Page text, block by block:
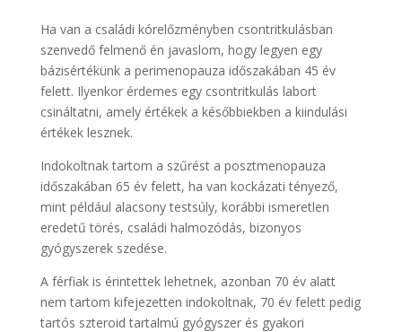
Ha van a családi kórelőzményben csontritkulásban
szenvedő felmenő én javaslom, hogy legyen egy
bázisértékünk a perimenopauza időszakában 45 év
felett. Ilyenkor érdemes egy csontritkulás labort
csináltatni, amely értékek a későbbiekben a kiindulási
értékek lesznek.
Indokoltnak tartom a szűrést a posztmenopauza
időszakában 65 év felett, ha van kockázati tényező,
mint például alacsony testsúly, korábbi ismeretlen
eredetű törés, családi halmozódás, bizonyos
gyógyszerek szedése.
A férfiak is érintettek lehetnek, azonban 70 év alatt
nem tartom kifejezetten indokoltnak, 70 év felett pedig
tartós szteroid tartalmú gyógyszer és gyakori